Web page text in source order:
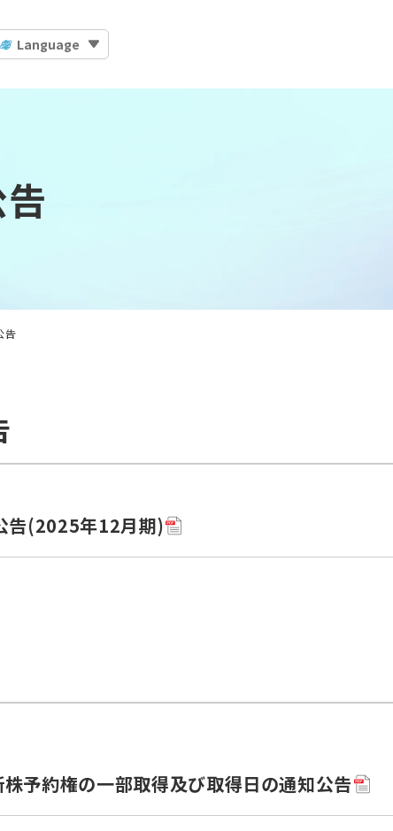
Language
告
告(2025年12月期)
予約権の一部取得及び取得日の通知公告